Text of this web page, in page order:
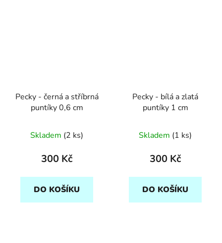
Pecky - černá a stříbrná
puntíky 0,6 cm
Skladem (2 ks)
300 Kč
DO KOŠÍKU
Pecky - bílá a zlatá
puntíky 1 cm
Skladem (1 ks)
300 Kč
DO KOŠÍKU